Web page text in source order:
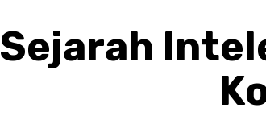
Sejarah